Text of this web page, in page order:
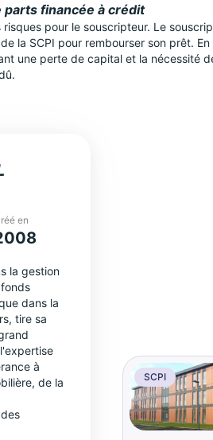
parts financée à crédit
pour le souscripteur. Le
la SCPI pour rembourser son prêt.
une perte de capital et la nécessité
en
la gestion
dans la
tire sa
à
de la
SCPI